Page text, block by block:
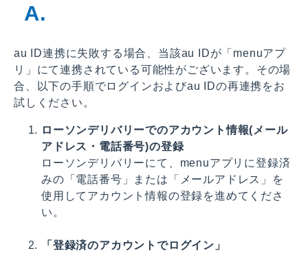
au ID連携に失敗する場合、当該au IDが「menuアプ
リ」にて連携されている可能性がございます。その場
合、以下の手順でログインおよびau IDの再連携をお
試しください。
ローソンデリバリーでのアカウント情報(メール
アドレス・電話番号)の登録
ローソンデリバリーにて、menuアプリに登録済
みの「電話番号」または「メールアドレス」を
使用してアカウント情報の登録を進めてくださ
い。
「登録済のアカウントでログイン」